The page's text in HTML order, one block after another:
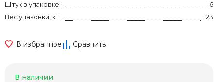
Штук в упаковке:
6
Вес упаковки, кг:
23
В избранное Сравнить
В наличии